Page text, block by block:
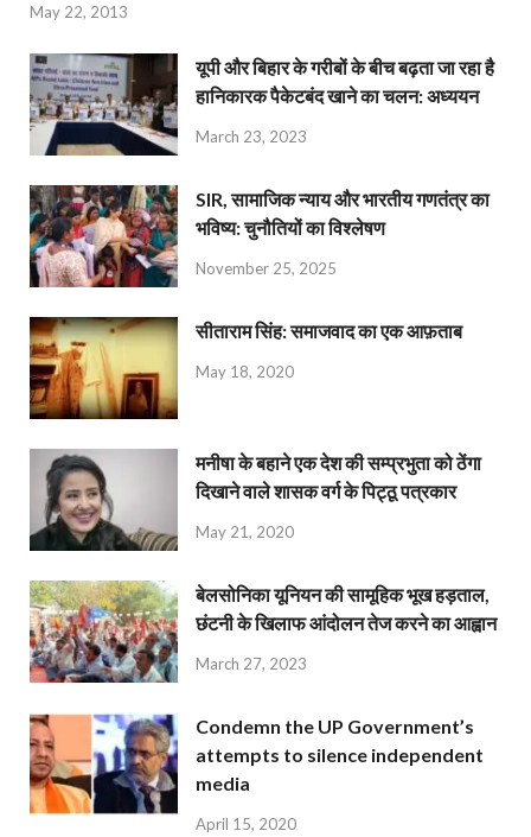
May 22, 2013
यूपी और बिहार के गरीबों के बीच बढ़ता जा रहा है
हानिकारक पैकेटबंद खाने का चलन: अध्ययन
March 23, 2023
SIR, सामाजिक न्याय और भारतीय गणतंत्र का
भविष्य: चुनौतियों का विश्लेषण
November 25, 2025
सीताराम सिंह: समाजवाद का एक आफ़ताब
May 18, 2020
मनीषा के बहाने एक देश की सम्प्रभुता को ठेंगा
दिखाने वाले शासक वर्ग के पिट्ठू पत्रकार
May 21, 2020
बेलसोनिका यूनियन की सामूहिक भूख हड़ताल,
छंटनी के खिलाफ आंदोलन तेज करने का आह्वान
March 27, 2023
Condemn the UP Government’s
attempts to silence independent
media
April 15, 2020